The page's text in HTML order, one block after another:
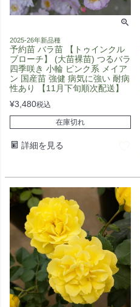
2025-26年新品種
予約苗 バラ苗 【トゥインクル
ブローチ】 (大苗裸苗) つるバラ
四季咲き 小輪 ピンク系 メイア
ン 国産苗 強健 病気に強い 耐病
性あり 【11月下旬順次配送】
¥3,480税込
在庫切れ
詳細を見る